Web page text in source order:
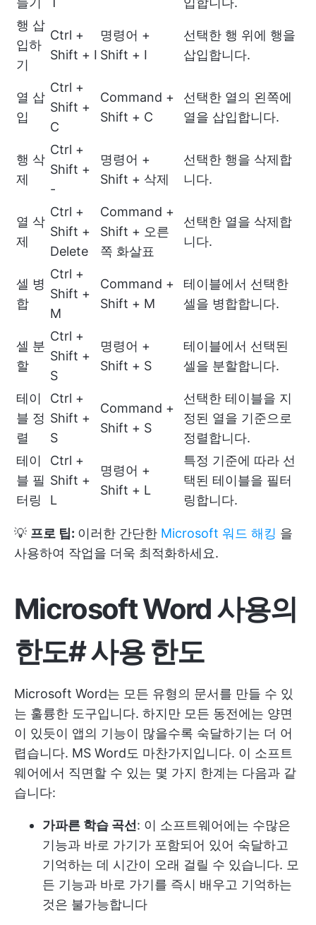
행 삽
입하
기
Ctrl +
Shift + I
명령어 +
Shift + I
선택한 행 위에 행을
삽입합니다.
열 삽
입
Ctrl +
Shift +
C
Command +
Shift + C
선택한 열의 왼쪽에
열을 삽입합니다.
행 삭
제
Ctrl +
Shift +
-
명령어 +
Shift + 삭제
선택한 행을 삭제합
니다.
열 삭
제
Ctrl +
Shift +
Delete
Command +
Shift + 오른
쪽 화살표
선택한 열을 삭제합
니다.
셀 병
합
Ctrl +
Shift +
M
Command +
Shift + M
테이블에서 선택한
셀을 병합합니다.
셀 분
할
Ctrl +
Shift +
S
명령어 +
Shift + S
테이블에서 선택된
셀을 분할합니다.
테이
블 정
렬
Ctrl +
Shift +
S
Command +
Shift + S
선택한 테이블을 지
정된 열을 기준으로
정렬합니다.
테이
블 필
터링
Ctrl +
Shift +
L
명령어 +
Shift + L
특정 기준에 따라 선
택된 테이블을 필터
링합니다.
💡 프로 팁: 이러한 간단한 Microsoft 워드 해킹 을
사용하여 작업을 더욱 최적화하세요.
Microsoft Word 사용의
한도#사용 한도
Microsoft Word는 모든 유형의 문서를 만들 수 있
는 훌륭한 도구입니다. 하지만 모든 동전에는 양면
이 있듯이 앱의 기능이 많을수록 숙달하기는 더 어
렵습니다. MS Word도 마찬가지입니다. 이 소프트
웨어에서 직면할 수 있는 몇 가지 한계는 다음과 같
습니다:
가파른 학습 곡선 : 이 소프트웨어에는 수많은
기능과 바로 가기가 포함되어 있어 숙달하고
기억하는 데 시간이 오래 걸릴 수 있습니다. 모
든 기능과 바로 가기를 즉시 배우고 기억하는
것은 불가능합니다